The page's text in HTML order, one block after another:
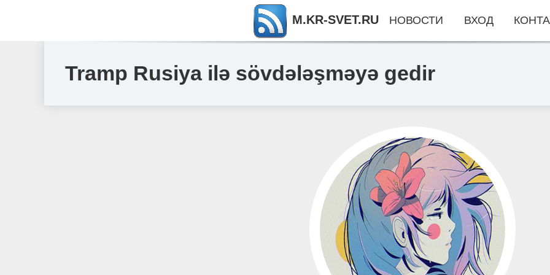
Tramp Rusiya ilə sövdələşməyə gedir
M.KR-SVET.RU НОВОСТИ ВХОД